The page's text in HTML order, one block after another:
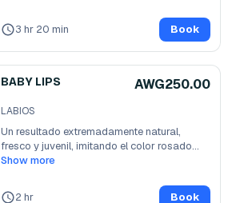
3 hr 20 min Book
BABY LIPS AWG250.00
LABIOS
Un resultado extremadamente natural,
fresco y juvenil, imitando el color rosado...
Show more
2 hr Book